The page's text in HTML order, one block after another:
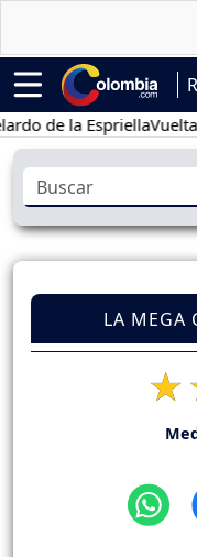
la EspriellaVuelta a
LA MEGA